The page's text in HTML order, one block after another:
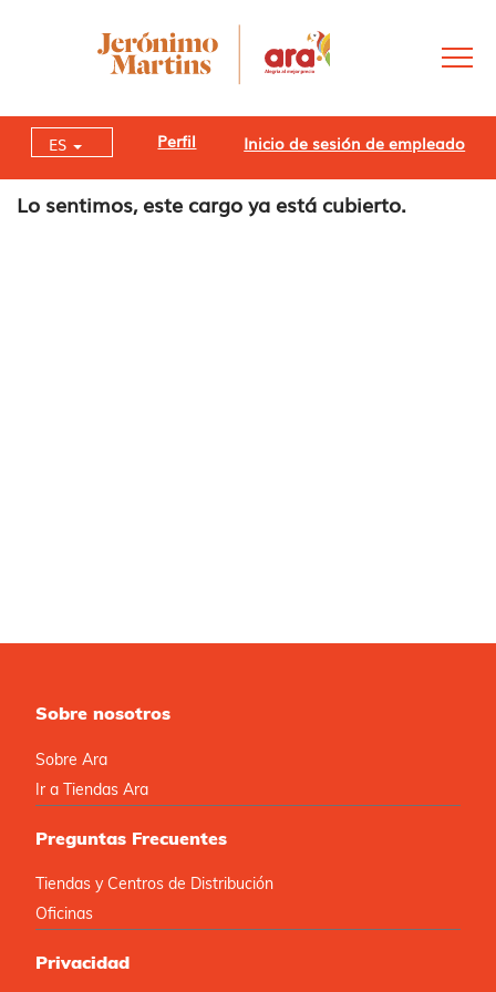
ES Perfil Inicio de sesión de empleado
Lo sentimos, este cargo ya está cubierto.
Sobre nosotros
Sobre Ara
Ir a Tiendas Ara
Preguntas Frecuentes
Tiendas y Centros de Distribución
Oficinas
Privacidad